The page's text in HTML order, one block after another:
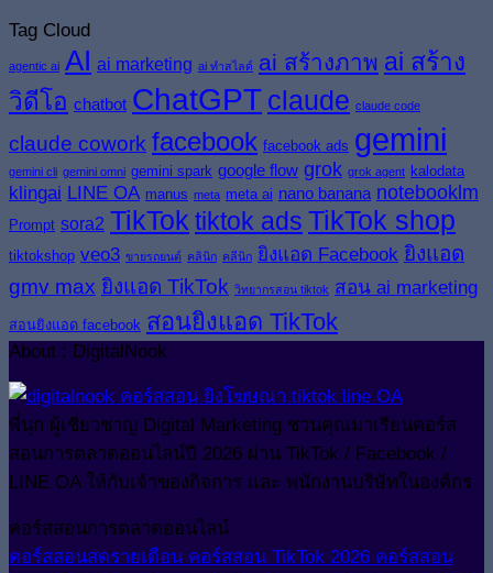
Tag Cloud
agentic ai AI ai marketing ai ทำสไลด์ ai สร้างภาพ ai สร้าง
วิดีโอ chatbot ChatGPT claude claude code
claude cowork facebook facebook ads gemini
gemini cli gemini omni gemini spark google flow grok grok agent kalodata
klingai LINE OA manus meta meta ai nano banana notebooklm
Prompt sora2 TikTok tiktok ads TikTok shop
tiktokshop veo3 ขายรถยนต์ คลินิก คลีนิก ยิงแอด Facebook ยิงแอด
gmv max ยิงแอด TikTok วิทยากรสอน tiktok สอน ai marketing
สอนยิงแอด facebook สอนยิงแอด TikTok
About : DigitalNook
พี่นุก ผู้เชี่ยวชาญ Digital Marketing ชวนคุณมาเรียนคอร์ส
สอนการตลาดออนไลน์ปี 2026 ผ่าน TikTok / Facebook /
LINE OA ให้กับเจ้าของกิจการ และ พนักงานบริษัทในองค์กร
คอร์สสอนการตลาดออนไลน์
คอร์สสอนสดรายเดือน คอร์สสอน TikTok 2026 คอร์สสอน